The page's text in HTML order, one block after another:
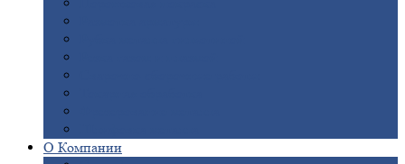
О Компании